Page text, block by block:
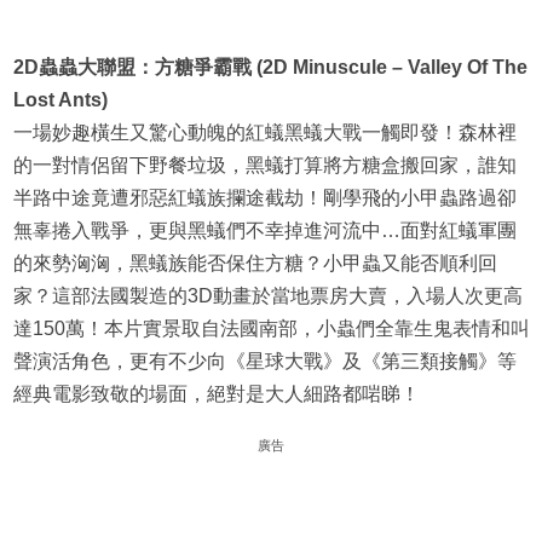
2D蟲蟲大聯盟：方糖爭霸戰 (2D Minuscule – Valley Of The
Lost Ants)
一場妙趣橫生又驚心動魄的紅蟻黑蟻大戰一觸即發！森林裡
的一對情侶留下野餐垃圾，黑蟻打算將方糖盒搬回家，誰知
半路中途竟遭邪惡紅蟻族攔途截劫！剛學飛的小甲蟲路過卻
無辜捲入戰爭，更與黑蟻們不幸掉進河流中…面對紅蟻軍團
的來勢洶洶，黑蟻族能否保住方糖？小甲蟲又能否順利回
家？這部法國製造的3D動畫於當地票房大賣，入場人次更高
達150萬！本片實景取自法國南部，小蟲們全靠生鬼表情和叫
聲演活角色，更有不少向《星球大戰》及《第三類接觸》等
經典電影致敬的場面，絕對是大人細路都啱睇！
廣告